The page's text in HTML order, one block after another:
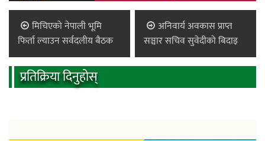
मिचिएको नेपाली भूमि
फिर्ता ल्याउन सर्वदलीय बैठक
अनिवार्य अवकास प्राप्त
सञ्चार सचिव सुवेदीको बिदाइ
प्रतिक्रिया दिनुहोस्